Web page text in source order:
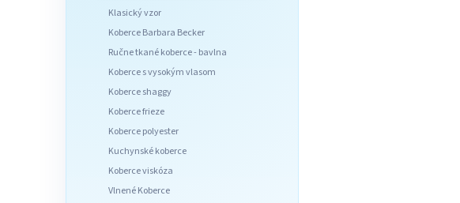
Klasický vzor
Koberce Barbara Becker
Ručne tkané koberce - bavlna
Koberce s vysokým vlasom
Koberce shaggy
Koberce frieze
Koberce polyester
Kuchynské koberce
Koberce viskóza
Vlnené Koberce